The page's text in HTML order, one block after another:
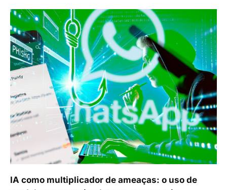
IA como multiplicador de ameaças: o uso de